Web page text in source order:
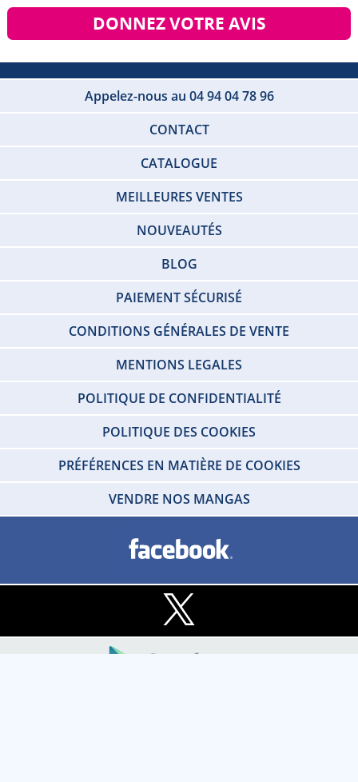
DONNEZ VOTRE AVIS
Appelez-nous au 04 94 04 78 96
CONTACT
CATALOGUE
MEILLEURES VENTES
NOUVEAUTÉS
BLOG
PAIEMENT SÉCURISÉ
CONDITIONS GÉNÉRALES DE VENTE
MENTIONS LEGALES
POLITIQUE DE CONFIDENTIALITÉ
POLITIQUE DES COOKIES
PRÉFÉRENCES EN MATIÈRE DE COOKIES
VENDRE NOS MANGAS